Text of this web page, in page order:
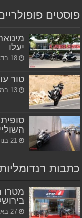
פוסטים
יעלו
18 בדצמבר 2018
טור
13 במאי 2015
21 בנובמבר 2019
כתבות
מטרו
27 באוקטובר 2021